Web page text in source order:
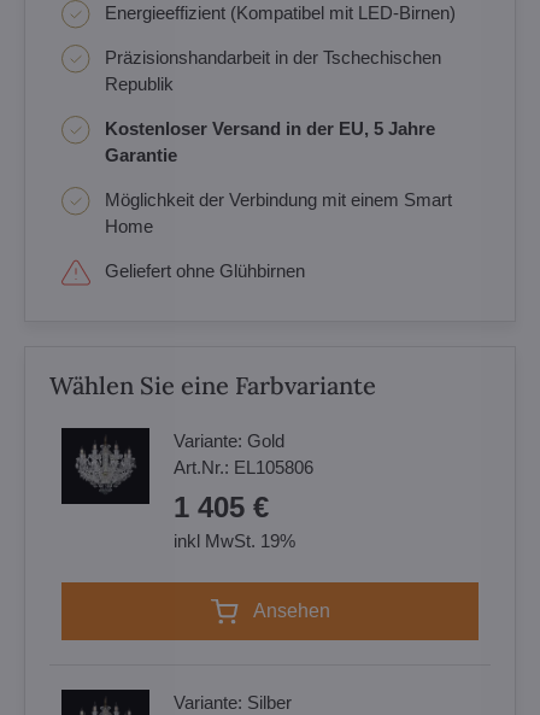
Energieeffizient (Kompatibel mit LED-Birnen)
Präzisionshandarbeit in der Tschechischen
Republik
Kostenloser Versand in der EU, 5 Jahre
Garantie
Möglichkeit der Verbindung mit einem Smart
Home
Geliefert ohne Glühbirnen
Wählen Sie eine Farbvariante
Variante: Gold
Art.Nr.: EL105806
1 405 €
inkl MwSt. 19%
Ansehen
Variante: Silber